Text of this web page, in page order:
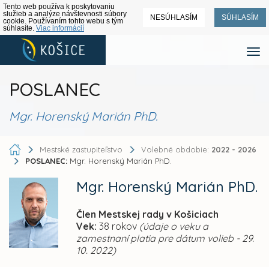
Tento web používa k poskytovaniu
služieb a analýze návštevnosti súbory
cookie. Používaním tohto webu s tým
súhlasíte. Viac informácií
NESÚHLASÍM SÚHLASÍM
POSLANEC
Mgr. Horenský Marián PhD.
Mestské zastupiteľstvo Volebné obdobie: 2022 - 2026
POSLANEC: Mgr. Horenský Marián PhD.
Mgr. Horenský Marián PhD.
Člen Mestskej rady v Košiciach
Vek: 38 rokov (údaje o veku a
zamestnaní platia pre dátum volieb - 29.
10. 2022)